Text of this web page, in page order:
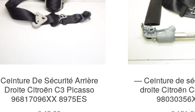
Ceinture De Sécurité Arrière
Droite Citroën C3 Picasso
96817096XX 8975ES
— Ceinture de
droite Citroën